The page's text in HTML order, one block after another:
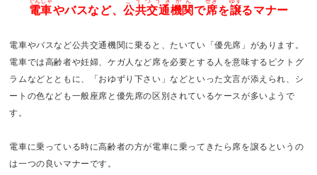
電車やバスなど、公共交通機関で席を譲るマナー
電車やバスなど公共交通機関に乗ると、たいてい「優先席」があります。
電車では高齢者や妊婦、ケガ人など席を必要とする人を意味するピクトグ
ラムなどとともに、「おゆずり下さい」などといった文言が添えられ、シ
ートの色なども一般座席と優先席の区別されているケースが多いようで
す。
電車に乗っている時に高齢者の方が電車に乗ってきたら席を譲るというの
は一つの良いマナーです。